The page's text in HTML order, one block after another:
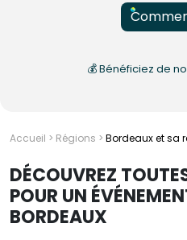
💰 Bénéficiez de
Accueil > Régions > Bordeaux et sa
DÉCOUVREZ
POUR UN
BORDEAUX